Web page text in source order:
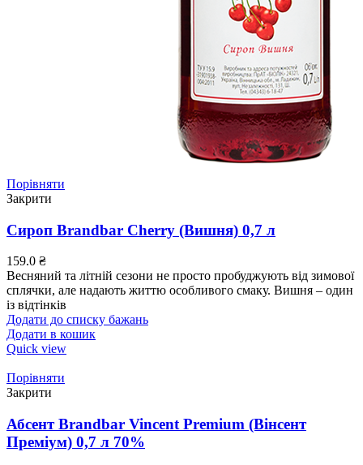
Порівняти
Закрити
Сироп Brandbar Cherry (Вишня) 0,7 л
159.0 ₴
Весняний та літній сезони не просто пробуджують від зимової
сплячки, але надають життю особливого смаку. Вишня – один
із відтінків
Додати до списку бажань
Додати в кошик
Quick view
Порівняти
Закрити
Абсент Brandbar Vincent Premium (Вінсент
Преміум) 0,7 л 70%